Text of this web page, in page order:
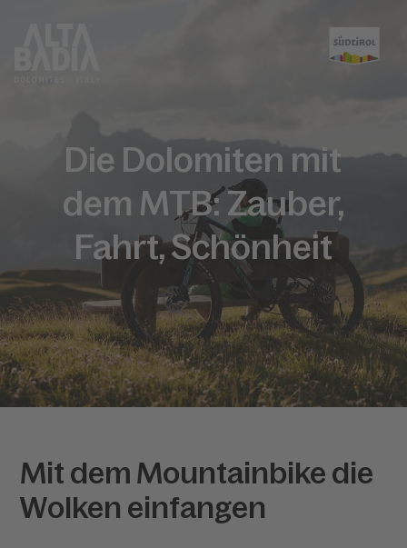
Die Dolomiten mit
dem MTB: Zauber,
Fahrt, Schönheit
Mit dem Mountainbike die
Wolken einfangen